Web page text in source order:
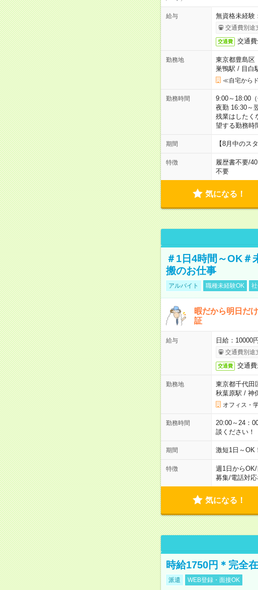
給与 無資格未経
交通費別途
交通費 交通
勤務地
東京都豊島区
巣鴨駅 / 目白
≪自宅から
勤務時間
9:00～18:00
夜勤 16:30～
残業はしたく
望する勤務時
期間 【8月中のス
特徴 履歴書不要/
不要
気になる！
＃1日4時間～OK＃
搬のお仕事
アルバイト 職種未経験OK
暇だから明日だ
証
給与 日給：
交通費別途
交通費 交通
勤務地
東京都千代田
秋葉原駅 / 神
オフィス・
勤務時間
20:00～24：
談ください！
期間 激短1日～
特徴 週1日からOK/
募集/電話対応
気になる！
時給1750円＊完全
派遣 WEB登録・面接OK